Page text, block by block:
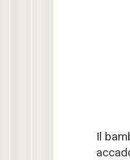
Il